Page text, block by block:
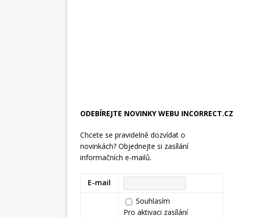
ODEBÍREJTE NOVINKY WEBU INCORRECT.CZ
Chcete se pravidelně dozvídat o
novinkách? Objednejte si zasílání
informačních e-mailů.
E-mail
Souhlasím
Pro aktivaci zasílání